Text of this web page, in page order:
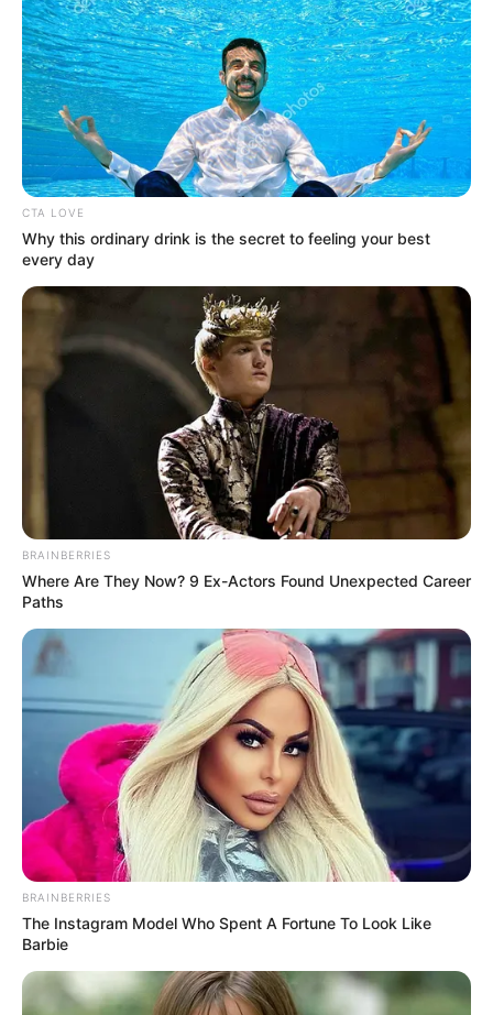
hulladékgazdálkodás: több területet is átnéznek
A közzétett pontok alapján felülvizsgálják a
harmadik országokból érkező, nem magyar
vendégmunkások behozatalának szabályozását is.
Sőt, bizonyos területeken azonnali tiltást is
elrendeltek.
Magyar Péter szerint sor kerülhet a Nemzeti
átvilágítására, valamint a hulladékgazdálkodási
koncesszió felülvizsgálatára is.
A környezetvédelemhez kapcsolódó ügyek szintén
hangsúlyosak a listában: fakitermelési
moratóriumot hirdetnek a védett területeken, és
átalakítják az akkumulátoripari beruházások
engedélyezését. Ezek a lépések azt mutatják, hogy
nem csupán politikai vagy gazdasági, hanem
környezeti kérdésekben is komoly változások
CTA LOVE
Why this ordinary drink is the secret to feeling your best
every day
BRAINBERRIES
Where Are They Now? 9 Ex-Actors Found Unexpected Career
Paths
BRAINBERRIES
The Instagram Model Who Spent A Fortune To Look Like
Barbie